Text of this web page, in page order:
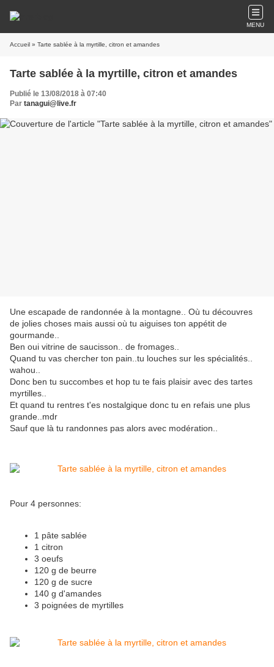
MENU
Accueil » Tarte sablée à la myrtille, citron et amandes
Tarte sablée à la myrtille, citron et amandes
Publié le 13/08/2018 à 07:40
Par tanagui@live.fr
Une escapade de randonnée à la montagne.. Où tu découvres
de jolies choses mais aussi où tu aiguises ton appétit de
gourmande..
Ben oui vitrine de saucisson.. de fromages..
Quand tu vas chercher ton pain..tu louches sur les spécialités..
wahou..
Donc ben tu succombes et hop tu te fais plaisir avec des tartes
myrtilles..
Et quand tu rentres t'es nostalgique donc tu en refais une plus
grande..mdr
Sauf que là tu randonnes pas alors avec modération..
Pour 4 personnes:
1 pâte sablée
1 citron
3 oeufs
120 g de beurre
120 g de sucre
140 g d'amandes
3 poignées de myrtilles